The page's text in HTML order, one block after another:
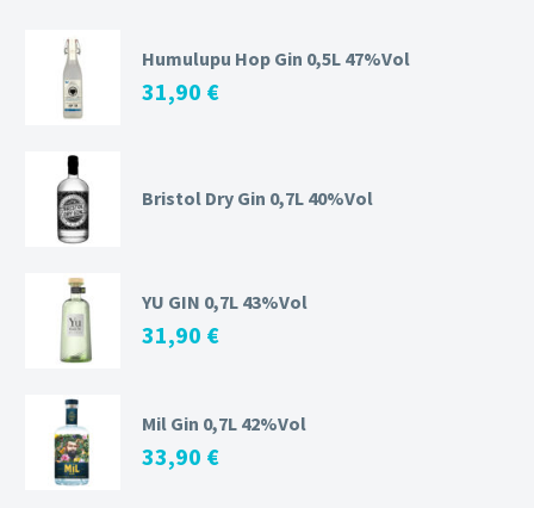
Humulupu Hop Gin 0,5L 47%Vol
31,90 €
Bristol Dry Gin 0,7L 40%Vol
YU GIN 0,7L 43%Vol
31,90 €
Mil Gin 0,7L 42%Vol
33,90 €